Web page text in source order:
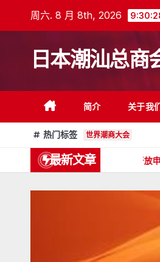
周六. 8 月 8th, 2026
日本潮汕总商
简介 关于我
热门标签 世界潮商大会
最新文章
日本潮汕总商会开放申请